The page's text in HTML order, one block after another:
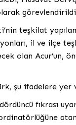
teşkilat
il ve ilçe
olan Acur’un,
şu ifadelere yer
fıkrası